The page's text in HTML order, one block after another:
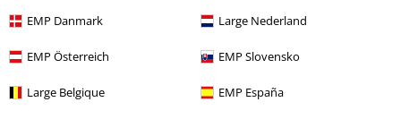
EMP Danmark Large Nederland
EMP Österreich EMP Slovensko
Large Belgique EMP España
nuestros discos de Metallica en los numerosos ¡las ediciones de lujo son
muchos más extras y muchos otros extras, estos LPs te ofrecen todo
de Metallica que estás buscando - ¡haz clic en él y dale caña a la cosa!